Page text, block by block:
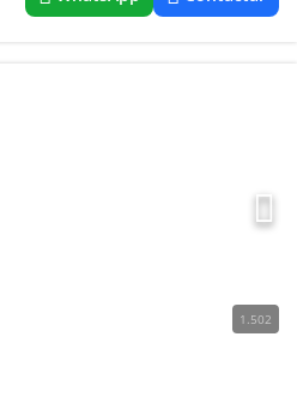
1.502